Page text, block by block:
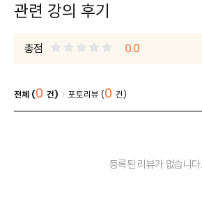
관련 강의 후기
총점 0.0
전체 (0 건) 포토리뷰 (0 건)
등록된 리뷰가 없습니다.